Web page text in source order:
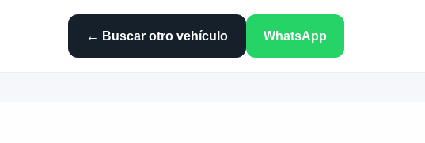
← Buscar otro vehículo WhatsApp